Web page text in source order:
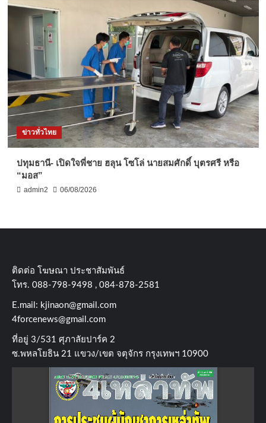
ข่าวทั่วไทย
ปทุมธานี- เปิดใจพี่ชาย ฮลุน โซโล่ นายสมศักดิ์ บุตรศรี หรือ
“มอส”
admin2 06/08/2026
ติดต่อ​ โฆษณา​ ประชาสัมพันธ์
โทร​. 088-798-9498 , 084-878-2581
E.mail: kjinaon@gmail.com
4forcenews@gmail.com
ที่อยู่​ 3/531​ ศุภาลัยปาร์ค​ 2
ซ.พหลโยธิน​ 21​ แขวง/เขต​ จตุจักร​ กรุงเทพฯ 10900